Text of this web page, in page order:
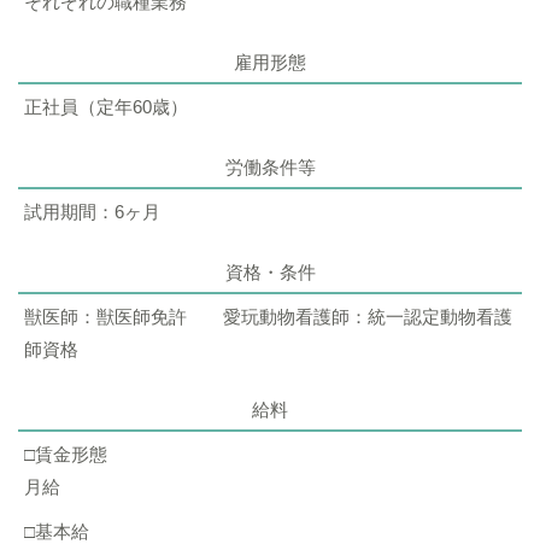
雇用形態
正社員（定年60歳）
労働条件等
試用期間：6ヶ月
資格・条件
獣医師：獣医師免許 愛玩動物看護師：統一認定動物看護
師資格
給料
□賃金形態
月給
□基本給